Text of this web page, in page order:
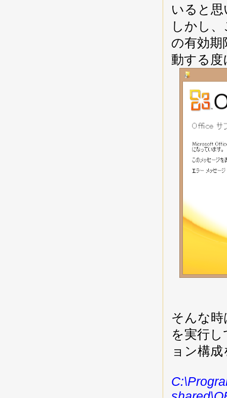
いると
しかし
の有効期
動する
そんな
を実行
ョン構